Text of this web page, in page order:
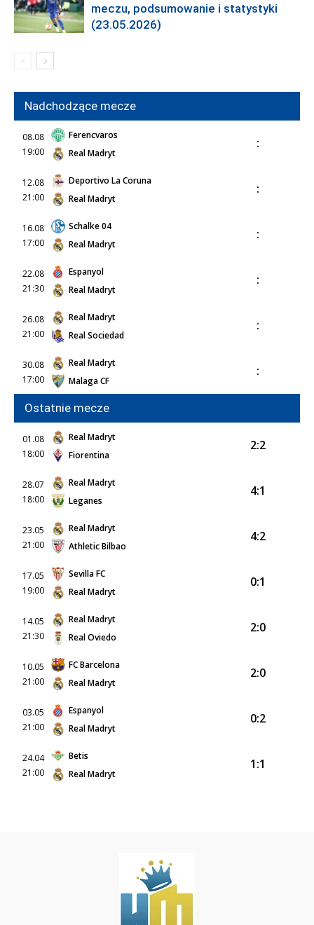
meczu, podsumowanie i statystyki
(23.05.2026)
Nadchodzące mecze
08.08
19:00
Ferencvaros
Real Madryt
:
12.08
21:00
Deportivo La Coruna
Real Madryt
:
16.08
17:00
Schalke 04
Real Madryt
:
22.08
21:30
Espanyol
Real Madryt
:
26.08
21:00
Real Madryt
Real Sociedad
:
30.08
17:00
Real Madryt
Malaga CF
:
Ostatnie mecze
01.08
18:00
Real Madryt
Fiorentina
2:2
28.07
18:00
Real Madryt
Leganes
4:1
23.05
21:00
Real Madryt
Athletic Bilbao
4:2
17.05
19:00
Sevilla FC
Real Madryt
0:1
14.05
21:30
Real Madryt
Real Oviedo
2:0
10.05
21:00
FC Barcelona
Real Madryt
2:0
03.05
21:00
Espanyol
Real Madryt
0:2
24.04
21:00
Betis
Real Madryt
1:1